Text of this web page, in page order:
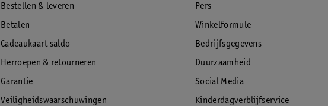
Bestellen & leveren
Betalen
Cadeaukaart saldo
Herroepen & retourneren
Garantie
Veiligheidswaarschuwingen
Pers
Winkelformule
Bedrijfsgegevens
Duurzaamheid
Social Media
Kinderdagverblijfservice